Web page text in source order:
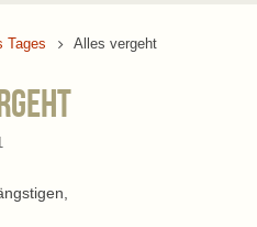
Tages Alles vergeht